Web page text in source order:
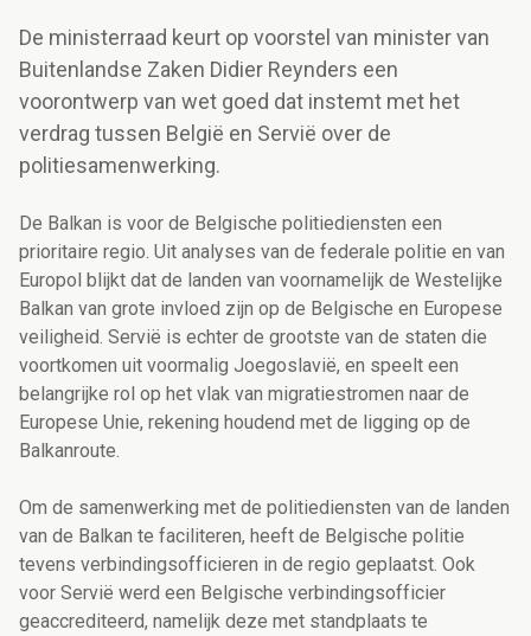
De ministerraad keurt op voorstel van minister van
Buitenlandse Zaken Didier Reynders een
voorontwerp van wet goed dat instemt met het
verdrag tussen België en Servië over de
politiesamenwerking.
De Balkan is voor de Belgische politiediensten een
prioritaire regio. Uit analyses van de federale politie en van
Europol blijkt dat de landen van voornamelijk de Westelijke
Balkan van grote invloed zijn op de Belgische en Europese
veiligheid. Servië is echter de grootste van de staten die
voortkomen uit voormalig Joegoslavië, en speelt een
belangrijke rol op het vlak van migratiestromen naar de
Europese Unie, rekening houdend met de ligging op de
Balkanroute.
Om de samenwerking met de politiediensten van de landen
van de Balkan te faciliteren, heeft de Belgische politie
tevens verbindingsofficieren in de regio geplaatst. Ook
voor Servië werd een Belgische verbindingsofficier
geaccrediteerd, namelijk deze met standplaats te